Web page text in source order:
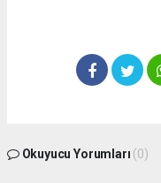
Okuyucu Yorumları (0)